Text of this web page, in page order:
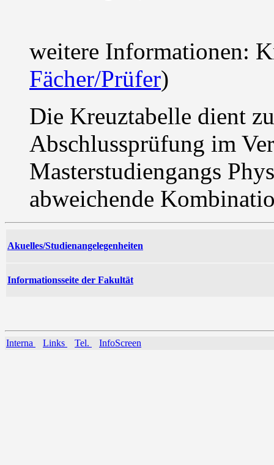
weitere Informationen:
Fächer/Prüfer)
Die Kreuztabelle dient
Abschlussprüfung im
Masterstudiengangs
abweichende
Akuelles/Studienangelegenheiten
Informationsseite der Fakultät
Interna Links Tel. InfoScreen